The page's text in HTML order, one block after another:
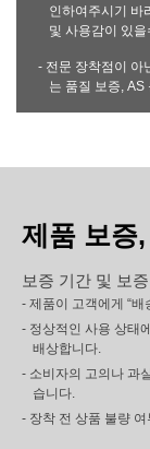
인하여주시기 바
및 사용감이 있
- 전문 장착점이 아
는 품질 보증,
제품 보증
보증 기간 및 보
- 제품이 고객에게 “
- 정상적인 사용 상태
배상합니다.
- 소비자의 고의나 과
습니다.
- 장착 전 상품 불량